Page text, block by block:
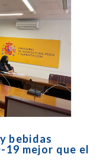
bebidas
mejor que el